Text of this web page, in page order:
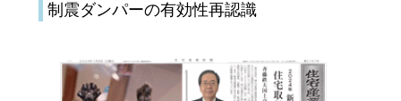
制震ダンパーの有効性再認識